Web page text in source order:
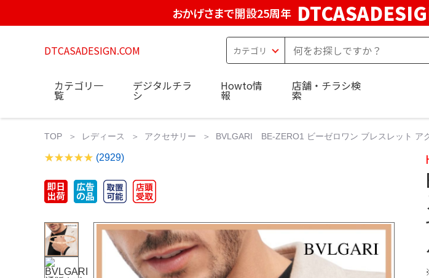
おかげさまで開設25周年
DTCASADESIGN.COM
カテゴリ一
覧
デジタルチラ
シ
Howto情
報
店舗・チラシ検
索
TOP レディース アクセサリー BVLGARI BE-ZERO1 ビーゼロワン ブレスレット ア
(2929)